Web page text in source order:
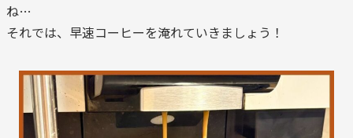
ね…
それでは、早速コーヒーを淹れていきましょう！